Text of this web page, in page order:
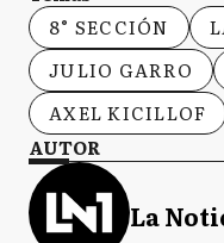
8° SECCIÓN
JULIO GARRO
AXEL KICILLOF
AUTOR
La